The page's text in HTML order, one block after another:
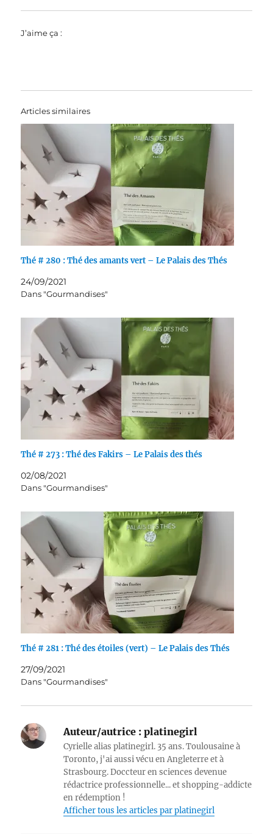
J’aime ça :
Articles similaires
Thé # 280 : Thé des amants vert – Le Palais des Thés
24/09/2021
Dans "Gourmandises"
Thé # 273 : Thé des Fakirs – Le Palais des thés
02/08/2021
Dans "Gourmandises"
Thé # 281 : Thé des étoiles (vert) – Le Palais des Thés
27/09/2021
Dans "Gourmandises"
Auteur/autrice : platinegirl
Cyrielle alias platinegirl. 35 ans. Toulousaine à
Toronto, j'ai aussi vécu en Angleterre et à
Strasbourg. Doccteur en sciences devenue
rédactrice professionnelle... et shopping-addicte
en rédemption !
Afficher tous les articles par platinegirl